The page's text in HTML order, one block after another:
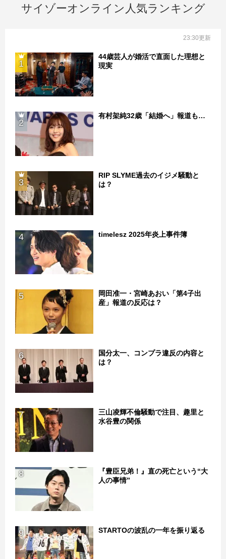
サイゾーオンライン人気ランキング
23:30更新
1
44歳芸人が婚活で直面した理想と
現実
2
有村架純32歳「結婚へ」報道も…
3
RIP SLYME過去のイジメ騒動と
は？
4 timelesz 2025年炎上事件簿
5
岡田准一・宮崎あおい「第4子出
産」報道の反応は？
6
国分太一、コンプラ違反の内容と
は？
7
三山凌輝不倫騒動で注目、趣里と
水谷豊の関係
8
『豊臣兄弟！』直の死亡という“大
人の事情”
9 STARTOの波乱の一年を振り返る